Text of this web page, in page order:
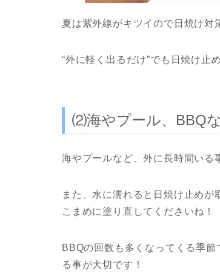
夏は紫外線がキツイので日焼け対
“外に軽く出るだけ”でも日焼け止
⑵海やプール、BBQ
海やプールなど、外に長時間いる
また、水に濡れると日焼け止め
こまめに塗り直してくださいね！
BBQの回数も多くなってくる季
る事が大切です！